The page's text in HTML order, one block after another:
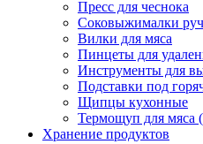
Пресс для чеснока
Соковыжималки
Вилки для мяса
Пинцеты для
Инструменты для
Подставки под
Щипцы кухонные
Термощуп для мяса
Хранение продуктов